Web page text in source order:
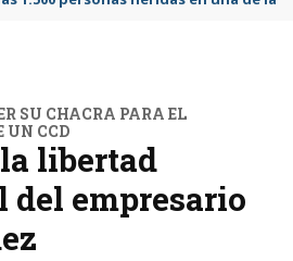
SU CHACRA PARA EL
UN CCD
libertad
empresario